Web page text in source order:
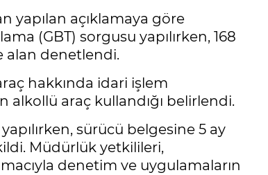
yapılan açıklamaya göre
(GBT) sorgusu yapılırken, 168
alan denetlendi.
hakkında idari işlem
alkollü araç kullandığı belirlendi.
sürücü belgesine 5 ay
Müdürlük yetkilileri,
denetim ve uygulamaların